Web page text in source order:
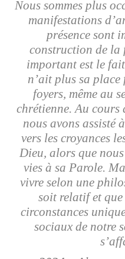
Nous sommes plus
manifestations
présence sont
construction de la
important est le
n’ait plus sa
foyers, même au
chrétienne. Au cours
nous avons assisté
vers les croyances
Dieu, alors que
vies à sa Parole.
vivre selon une
soit relatif et que
circonstances
sociaux de notre